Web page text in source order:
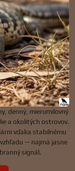
denný, mierumilovný
a okolitých ostrovov.
vďaka stabilnému
— najmä jasne
signál.